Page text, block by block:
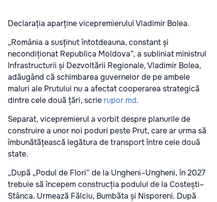
Declarația aparține vicepremierului Vladimir Bolea.
„România a susținut întotdeauna, constant și
necondiționat Republica Moldova”, a subliniat ministrul
Infrastructurii și Dezvoltării Regionale, Vladimir Bolea,
adăugând că schimbarea guvernelor de pe ambele
maluri ale Prutului nu a afectat cooperarea strategică
dintre cele două țări, scrie rupor.md.
Separat, vicepremierul a vorbit despre planurile de
construire a unor noi poduri peste Prut, care ar urma să
îmbunătățească legătura de transport între cele două
state.
„După „Podul de Flori” de la Ungheni–Ungheni, în 2027
trebuie să începem construcția podului de la Costești–
Stânca. Urmează Fălciu, Bumbăta și Nisporeni. După